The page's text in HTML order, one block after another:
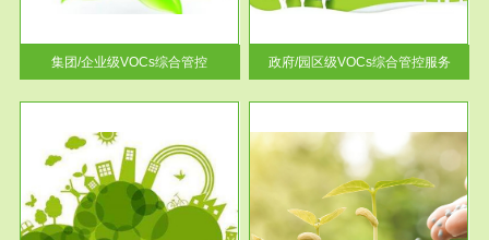
集团/企业级VOCs综合管控
合整治方案》文件要求，到2017
年，全...
政府/园区级VOCs综合管控服务
服务范围
土壤修复